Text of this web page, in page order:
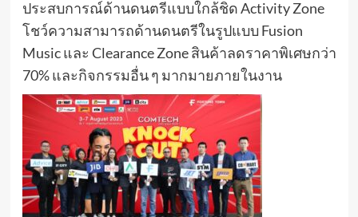
ประสบการณ์ด้านดนตรีแบบใกล้ชิด Activity Zone
โชว์ความสามารถด้านดนตรีในรูปแบบ Fusion
Music และ Clearance Zone สินค้าลดราคาพิเศษกว่า
70% และกิจกรรมอื่น ๆ มากมายภายในงาน